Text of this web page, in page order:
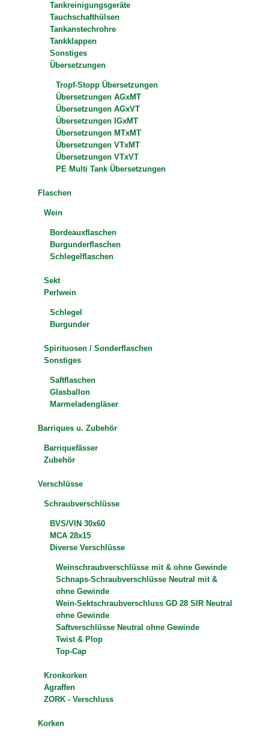
Tankreinigungsgeräte
Tauchschafthülsen
Tankanstechrohre
Tankklappen
Sonstiges
Übersetzungen
Tropf-Stopp Übersetzungen
Übersetzungen AGxMT
Übersetzungen AGxVT
Übersetzungen IGxMT
Übersetzungen MTxMT
Übersetzungen VTxMT
Übersetzungen VTxVT
PE Multi Tank Übersetzungen
Flaschen
Wein
Bordeauxflaschen
Burgunderflaschen
Schlegelflaschen
Sekt
Perlwein
Schlegel
Burgunder
Spirituosen / Sonderflaschen
Sonstiges
Saftflaschen
Glasballon
Marmeladengläser
Barriques u. Zubehör
Barriquefässer
Zubehör
Verschlüsse
Schraubverschlüsse
BVS/VIN 30x60
MCA 28x15
Diverse Verschlüsse
Weinschraubverschlüsse mit & ohne Gewinde
Schnaps-Schraubverschlüsse Neutral mit &
ohne Gewinde
Wein-Sektschraubverschluss GD 28 SIR Neutral
ohne Gewinde
Saftverschlüsse Neutral ohne Gewinde
Twist & Plop
Top-Cap
Kronkorken
Agraffen
ZORK - Verschluss
Korken